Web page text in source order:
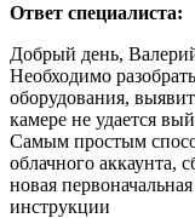
Ответ специалиста:
Добрый день,
Необходимо
оборудования,
камере не удается
Самым простым
облачного аккаунта,
новая
инструкции